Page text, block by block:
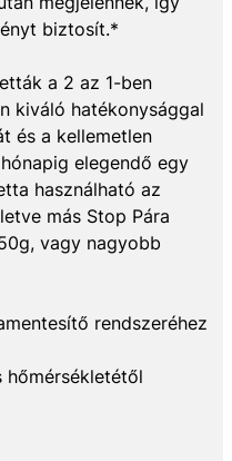
biztosít.*
a 2 az 1-ben
kiváló hatékonysággal
és a kellemetlen
elegendő egy
használható az
más Stop Pára
vagy nagyobb
rendszeréhez